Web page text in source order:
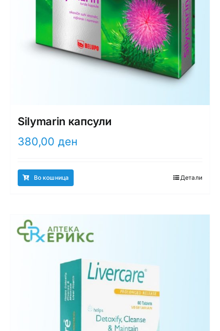
Медицински апрати
Нега на кожа
Silymarin капсули
380,00 ден
Во кошница Детали